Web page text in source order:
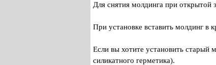
Для снятия молдинга при открытой
При установке вставить молдинг в
Если вы хотите установить старый
силикатного герметика).